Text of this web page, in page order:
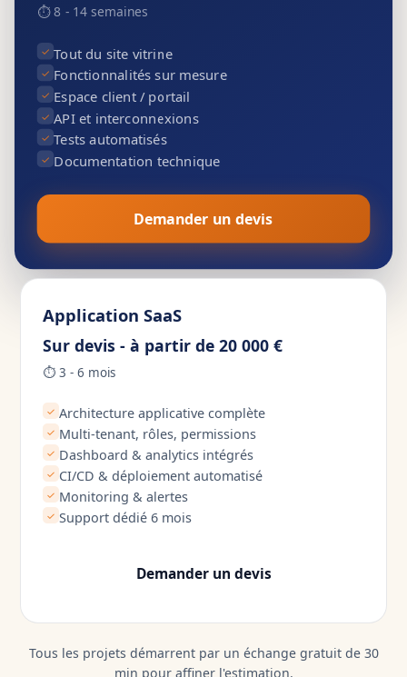
⏱ 8 - 14 semaines
✓ Tout du site vitrine
✓ Fonctionnalités sur mesure
✓ Espace client / portail
✓ API et interconnexions
✓ Tests automatisés
✓ Documentation technique
Demander un devis
Application SaaS
Sur devis - à partir de 20 000 €
⏱ 3 - 6 mois
✓ Architecture applicative complète
✓ Multi-tenant, rôles, permissions
✓ Dashboard & analytics intégrés
✓ CI/CD & déploiement automatisé
✓ Monitoring & alertes
✓ Support dédié 6 mois
Demander un devis
Tous les projets démarrent par un échange gratuit de 30
min pour affiner l'estimation.